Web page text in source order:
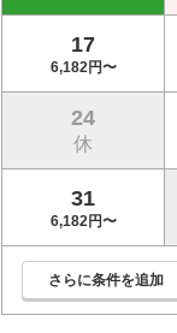
17
6,182円〜
24
休
31
6,182円〜
さらに条件を追加